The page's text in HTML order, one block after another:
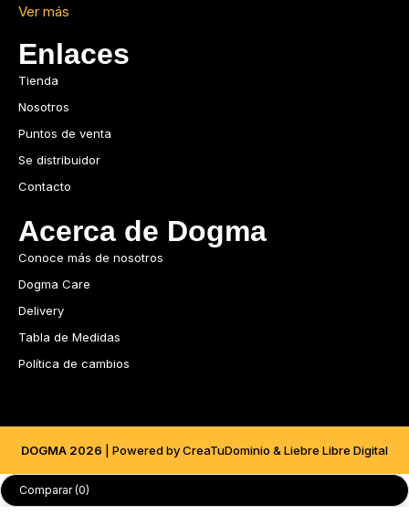
Ver más
Enlaces
Tienda
Nosotros
Puntos de venta
Se distribuidor
Contacto
Acerca de Dogma
Conoce más de nosotros
Dogma Care
Delivery
Tabla de Medidas
Política de cambios
DOGMA 2026 | Powered by CreaTuDominio & Liebre Libre Digital
Comparar (0)